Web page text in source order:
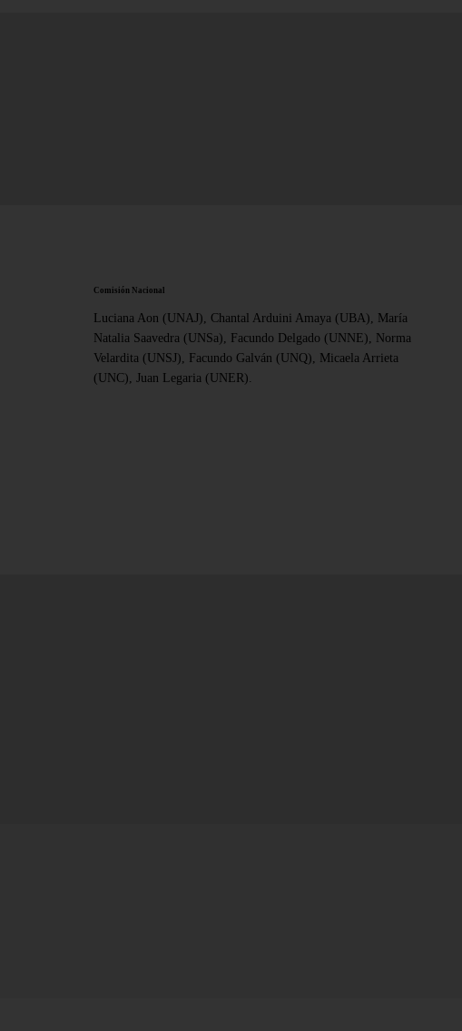
Comisión Nacional
Luciana Aon (UNAJ), Chantal Arduini Amaya (UBA), María
Natalia Saavedra (UNSa), Facundo Delgado (UNNE), Norma
Velardita (UNSJ), Facundo Galván (UNQ), Micaela Arrieta
(UNC), Juan Legaria (UNER).